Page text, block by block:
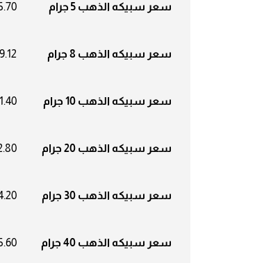
سعر سبيكه الذهب 5 جرام
سعر سبيكه الذهب 8 جرام
سعر سبيكه الذهب 10 جرام
سعر سبيكه الذهب 20 جرام
سعر سبيكه الذهب 30 جرام
سعر سبيكه الذهب 40 جرام